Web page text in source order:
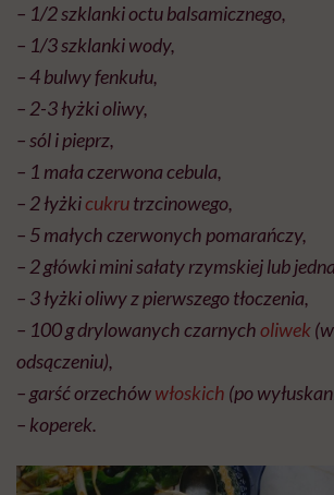
– 1/2 szklanki octu balsamicznego,
– 1/3 szklanki wody,
– 4 bulwy fenkułu,
– 2-3 łyżki oliwy,
– sól i pieprz,
– 1 mała czerwona cebula,
– 2 łyżkicukrutrzcinowego,
– 5 małych czerwonych pomarańczy,
– 2 główki mini sałaty rzymskiej lub
– 3 łyżki oliwy z pierwszego tłoczenia,
– 100 g drylowanych czarnycholiwek
odsączeniu),
– garść orzechówwłoskich (po
– koperek.